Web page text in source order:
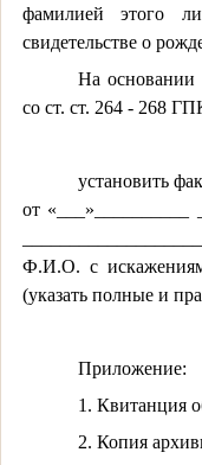
фамилией этого
свидетельстве о
На основании
со ст. ст. 264 - 268
установить
от
Ф.И.О. с
(указать полные и
Приложение:
1. Квитанция
2. Копия